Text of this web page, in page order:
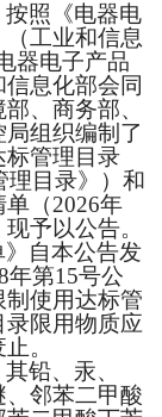
照《电器电
工业和信息
器电子产品
息化部会同
、商务部、
组织编制了
标管理目录
理目录》）和
单（2026年
予以公告。
》自本公告发
年第15号公
使用达标管
限用物质应
。
铅、汞、
邻苯二甲酸